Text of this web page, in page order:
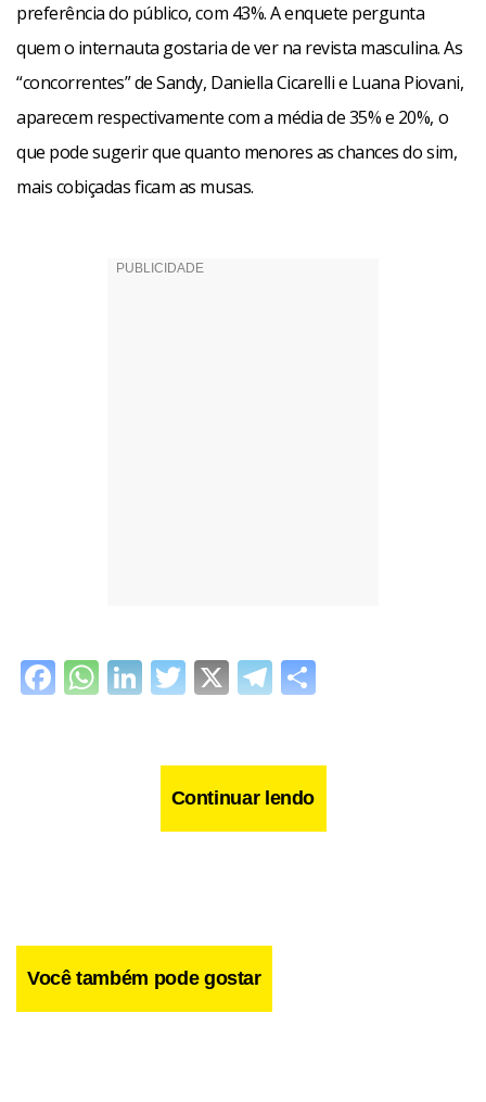
preferência do público, com 43%. A enquete pergunta
quem o internauta gostaria de ver na revista masculina. As
“concorrentes” de Sandy, Daniella Cicarelli e Luana Piovani,
aparecem respectivamente com a média de 35% e 20%, o
que pode sugerir que quanto menores as chances do sim,
mais cobiçadas ficam as musas.
Facebook
WhatsApp
LinkedIn
Twitter
X Telegram
Continuar lendo
Você também pode gostar